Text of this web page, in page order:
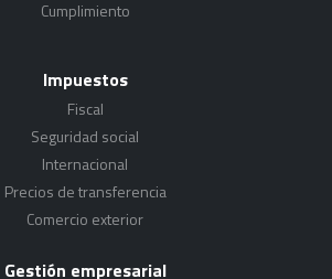
Cumplimiento
Impuestos
Fiscal
Seguridad social
Internacional
Precios de transferencia
Comercio exterior
Gestión empresarial